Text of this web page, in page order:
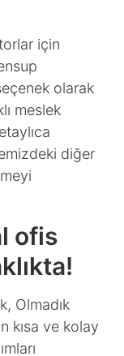
için
olarak
meslek
diğer
ofis
Olmadık
kısa ve kolay